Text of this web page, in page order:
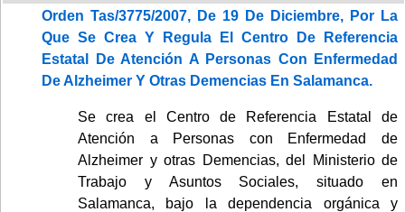
Orden Tas/3775/2007, De 19 De Diciembre, Por La
Que Se Crea Y Regula El Centro De Referencia
Estatal De Atención A Personas Con Enfermedad
De Alzheimer Y Otras Demencias En Salamanca.
Se crea el Centro de Referencia Estatal de
Atención a Personas con Enfermedad de
Alzheimer y otras Demencias, del Ministerio de
Trabajo y Asuntos Sociales, situado en
Salamanca, bajo la dependencia orgánica y